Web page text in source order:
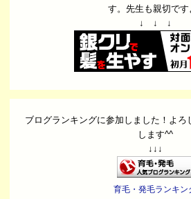
す。先生も親切です
↓ ↓ ↓
ブログランキングに参加しました！よろ
します^^
↓↓↓
育毛・発毛ランキン